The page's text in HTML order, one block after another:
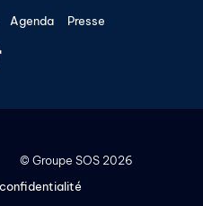
Agenda Presse
© Groupe SOS 2026